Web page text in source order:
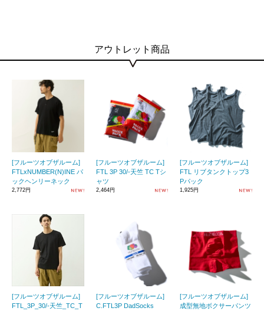
アウトレット商品
[フルーツオブザルーム]
FTLxNUMBER(N)INE パ
ックヘンリーネック
2,772円
[フルーツオブザルーム]
FTL 3P 30/-天竺 TC Tシ
ャツ
2,464円
[フルーツオブザルーム]
FTL リブタンクトップ3
Pパック
1,925円
[フルーツオブザルーム]
FTL_3P_30/-天竺_TC_T
[フルーツオブザルーム]
C.FTL3P DadSocks
[フルーツオブザルーム]
成型無地ボクサーパンツ